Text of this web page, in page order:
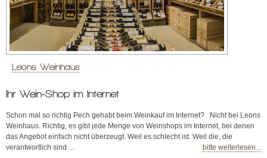
Leons Weinhaus
Ihr Wein-Shop im Internet
Schon mal so richtig Pech gehabt beim Weinkauf im Internet? Nicht bei Leons
Weinhaus. Richtig, es gibt jede Menge von Weinshops im Internet, bei denen
das Angebot einfach nicht überzeugt. Weil es schlecht ist. Weil die, die
verantwortlich sind ...
bitte weiterlesen...